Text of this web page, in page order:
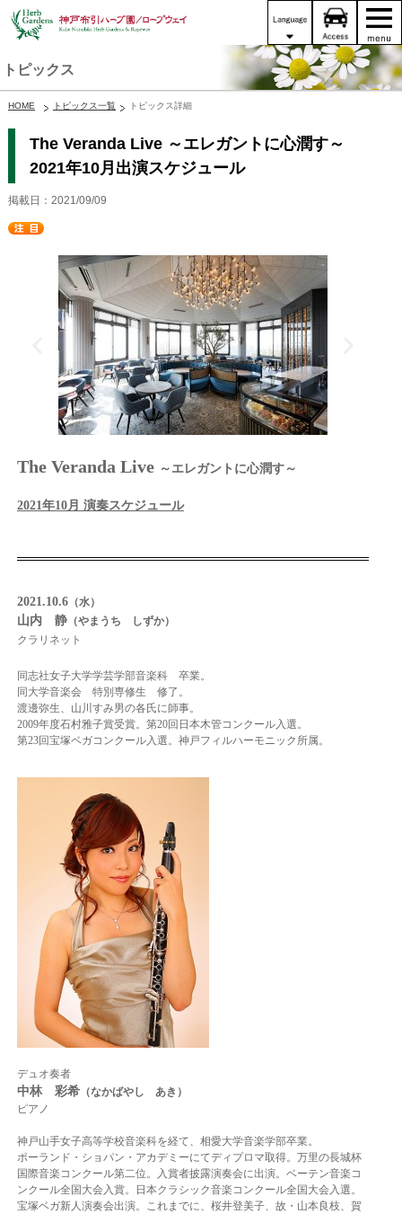
トピックス
HOME トピックス一覧 トピックス詳細
The Veranda Live ～エレガントに心潤す～
2021年10月出演スケジュール
掲載日：2021/09/09
The Veranda Live ～エレガントに心潤す～
2021年10月 演奏スケジュール
2021.10.6（水）
山内 静（やまうち しずか）
クラリネット
同志社女子大学学芸学部音楽科 卒業。
同大学音楽会 特別専修生 修了。
渡邊弥生、山川すみ男の各氏に師事。
2009年度石村雅子賞受賞。 第20回日本木管コンクール入選。
第23回宝塚ベガコンクール入選。 神戸フィルハーモニック所属。
デュオ奏者
中林 彩希（なかばやし あき）
ピアノ
神戸山手女子高等学校音楽科を経て、相愛大学音楽学部卒業。
ポーランド・ショパン・アカデミーにてディプロマ取得。万里の長城杯
国際音楽コンクール第二位。入賞者披露演奏会に出演。ベーテン音楽コ
ンクール全国大会入賞。日本クラシック音楽コンクール全国大会入選。
宝塚ベガ新人演奏会出演。これまでに、桜井登美子、故・山本良枝、賀